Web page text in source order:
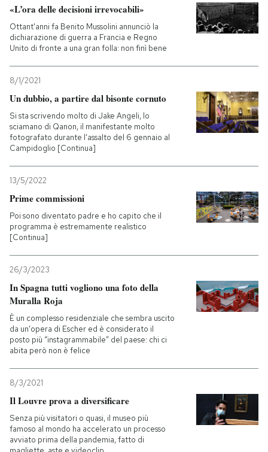
«L’ora delle decisioni irrevocabili»
Ottant'anni fa Benito Mussolini annunciò la
dichiarazione di guerra a Francia e Regno
Unito di fronte a una gran folla: non finì bene
8/1/2021
Un dubbio, a partire dal bisonte cornuto
Si sta scrivendo molto di Jake Angeli, lo
sciamano di Qanon, il manifestante molto
fotografato durante l'assalto del 6 gennaio al
Campidoglio [Continua]
13/5/2022
Prime commissioni
Poi sono diventato padre e ho capito che il
programma è estremamente realistico
[Continua]
26/3/2023
In Spagna tutti vogliono una foto della
Muralla Roja
È un complesso residenziale che sembra uscito
da un'opera di Escher ed è considerato il
posto più “instagrammabile” del paese: chi ci
abita però non è felice
8/3/2021
Il Louvre prova a diversificare
Senza più visitatori o quasi, il museo più
famoso al mondo ha accelerato un processo
avviato prima della pandemia, fatto di